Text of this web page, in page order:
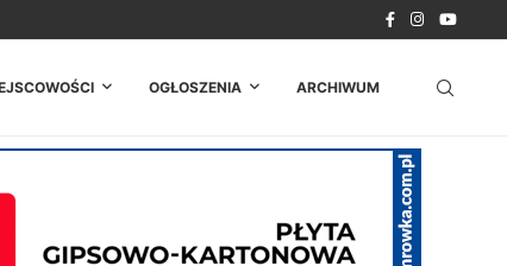
z...
OGŁOSZENIA ARCHIWUM